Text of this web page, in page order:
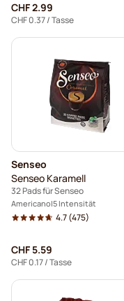
CHF 2.99
CHF 0.37/ Tasse
Senseo
Senseo Karamell
32 Pads für Senseo
Americano 5 Intensität
4.7(475)
CHF 5.59
CHF 0.17/ Tasse